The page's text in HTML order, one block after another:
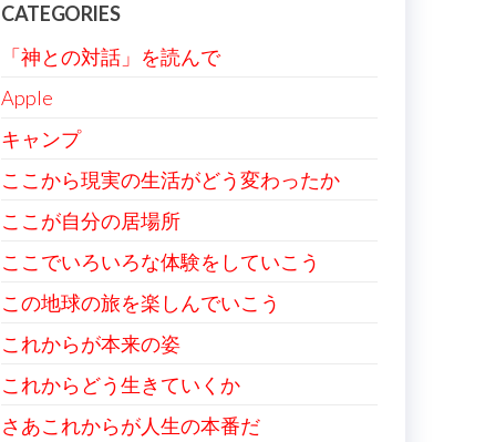
CATEGORIES
「神との対話」を読んで
Apple
キャンプ
ここから現実の生活がどう変わったか
ここが自分の居場所
ここでいろいろな体験をしていこう
この地球の旅を楽しんでいこう
これからが本来の姿
これからどう生きていくか
さあこれからが人生の本番だ